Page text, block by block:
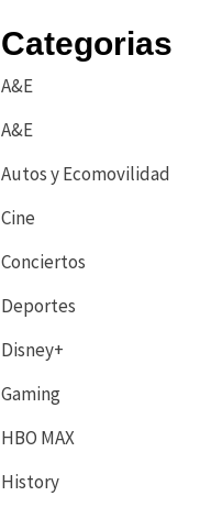
Categorias
A&E
A&E
Autos y Ecomovilidad
Cine
Conciertos
Deportes
Disney+
Gaming
HBO MAX
History